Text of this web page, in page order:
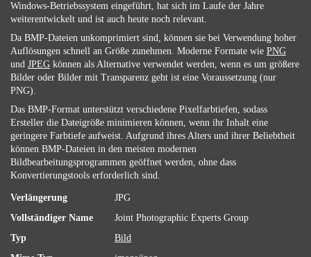
Windows-Betriebssystem eingeführt, hat sich im Laufe der Jahre
weiterentwickelt und ist auch heute noch relevant.
Da BMP-Dateien unkomprimiert sind, können sie bei Verwendung hoher
Auflösungen schnell an Größe zunehmen. Moderne Formate wie PNG
und JPEG können als Alternative verwendet werden, wenn es um größere
Bilder oder Bilder mit Transparenz geht ist eine Voraussetzung (nur
PNG).
Das BMP-Format unterstützt verschiedene Pixelfarbtiefen, sodass
Ersteller die Dateigröße minimieren können, wenn ihr Inhalt eine
geringere Farbtiefe aufweist. Aufgrund ihres Alters und ihrer Beliebtheit
können BMP-Dateien in den meisten modernen
Bildbearbeitungsprogrammen geöffnet werden, ohne dass
Konvertierungstools erforderlich sind.
Verlängerung
JPG
Vollständiger Name
Joint Photographic Experts Group
Typ
Bild